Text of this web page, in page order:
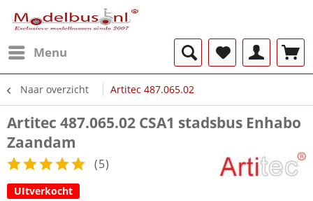
Menu
Naar overzicht Artitec 487.065.02
Artitec 487.065.02 CSA1 stadsbus Enhabo
Zaandam
(5)
UItverkocht